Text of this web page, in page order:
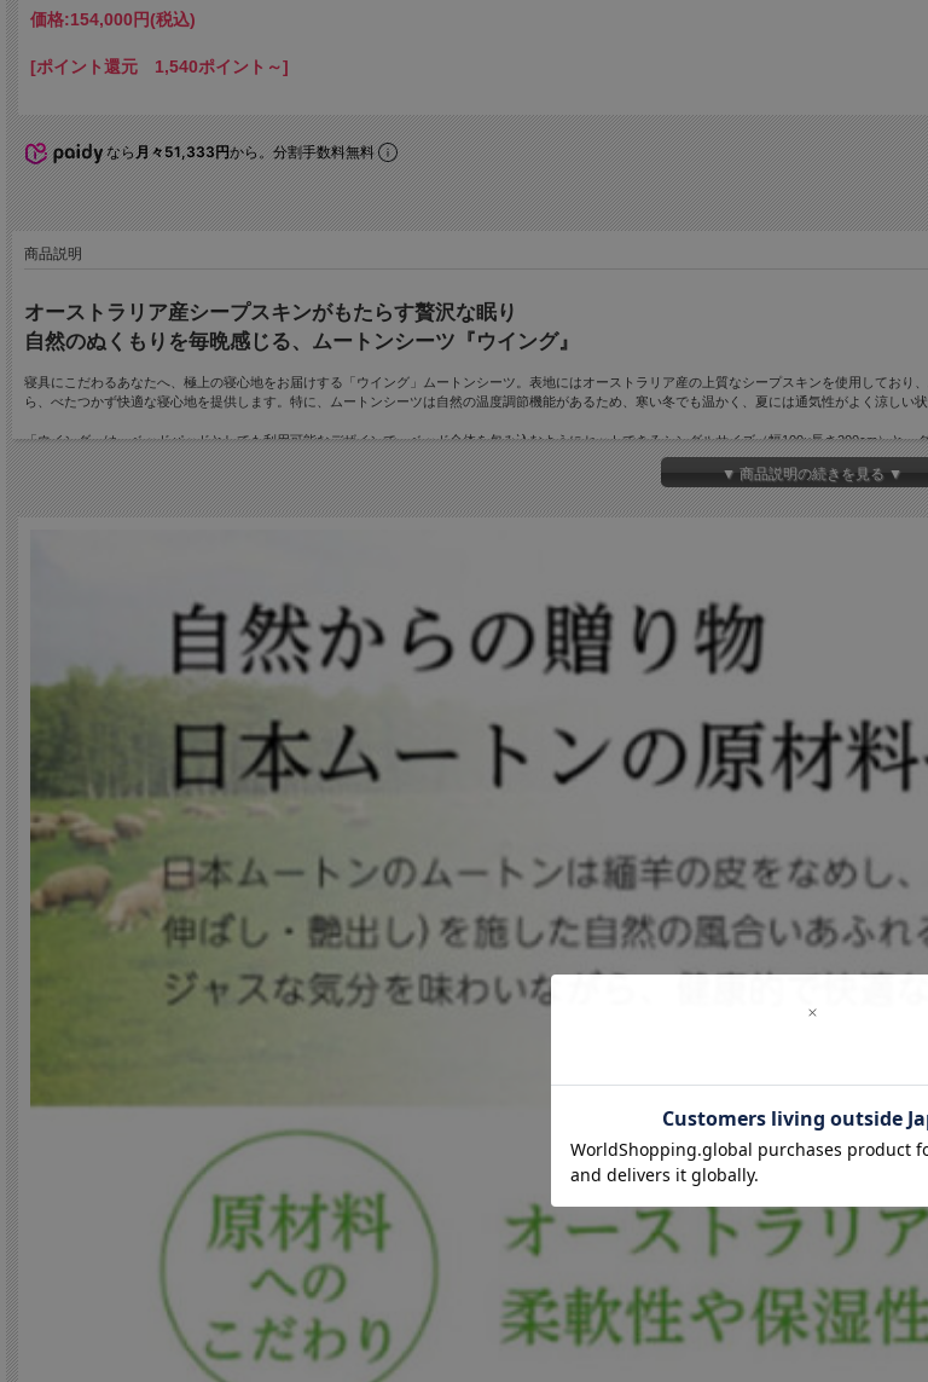
価格:154,000円(税込)
[ポイント還元 1,540ポイント～]
なら月々51,333円から。分割手数料無料
商品説明
オーストラリア産シープスキンがもたらす贅沢な眠り
自然のぬくもりを毎晩感じる、ムートンシーツ『ウイング』
寝具にこだわるあなたへ、極上の寝心地をお届けする「ウイング」ムートンシーツ。表地にはオーストラリア産の上質なシープスキンを使用してお
ら、べたつかず快適な寝心地を提供します。特に、ムートンシーツは自然の温度調節機能があるため、寒い冬でも温かく、夏には通気性がよく涼しい
「ウイング」は、ベッドパッドとしても利用可能なデザインで、ベッド全体を包み込むようにセットできるシングルサイズ（幅100×長さ200cm）と
国産なめし皮技術で仕上げた高品質の製品です。
カラーはキャメル、ライトグレー、ローズの3色展開で、どれも寝室に温かみと落ち着きをプラスします。シンプルでありながら洗練された色味は、
しているため、軽量で取り扱いやすく、持ち運びにも便利です。
は、毎晩の眠りをより快適で、より贅沢なものにしてくれます。
特に、寒い夜や冷え性の方にもおすすめです。シープスキンが持つ温かさが体を包み込み、寝つきが良くなり、翌朝もスッキリと目覚められること
ツをお探しの方にぴったりです。
サイズ：（シングル）90×200cm
毛長：25mm
カラー：グレー、ピンク
素材：（表地）オーストラリア産シープスキン、（中材）ポリエステル綿、（裏地）ポリエステル
原皮原産国：オーストリア
メーカー：日本ムートン株式会社（旧ニチロ毛皮）
▼ 商品説明の続きを見る ▼